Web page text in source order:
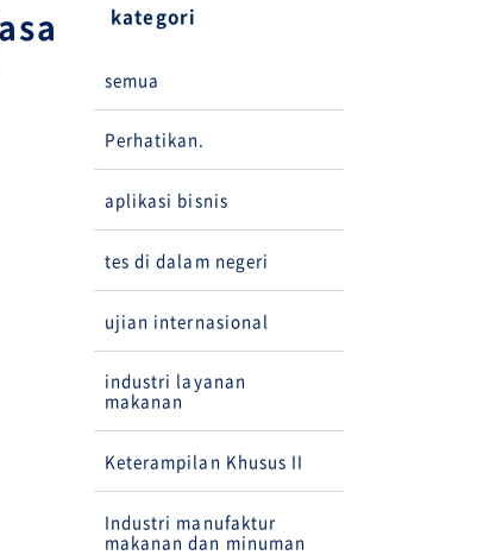
kategori
semua
Perhatikan.
aplikasi bisnis
tes di dalam negeri
ujian internasional
industri layanan
makanan
Keterampilan Khusus II
Industri manufaktur
makanan dan minuman